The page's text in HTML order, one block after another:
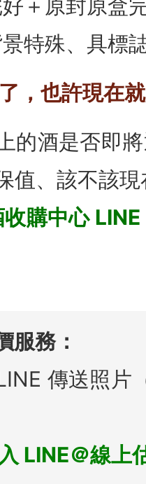
＋原封原盒
特殊、具標
，也許現在
的酒是否即
值、該不該
購中心
服務：
傳送照片
LINE＠線上